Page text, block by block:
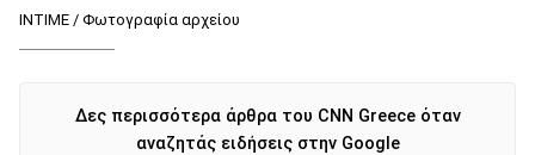
INTIME / Φωτογραφία αρχείου
Δες περισσότερα άρθρα του CNN Greece όταν
αναζητάς ειδήσεις στην Google